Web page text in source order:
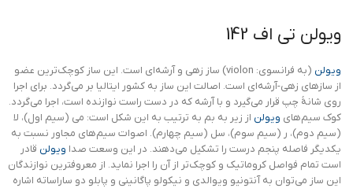
ویولن تی اف 142
ویولن
(به فرانسوی: violon) ساز زهی و آرشه‌ای است. این ساز کوچک‌ترین عضو
از سازهای زهی-آرشه‌ای است. اصالت این ساز به کشور ایتالیا بر می‌گردد. برای اجرا
روی شانهٔ چپ قرار می‌گیرد و با آرشه که در دست راست نوازنده است، اجرا می‌گردد.
کوک سیم‌های ویولن از زیر به بم به ترتیب به این شکل است: می (سیم اول)، لا
(سیم دوم)، ر (سیم سوم)، سل (سیم چهارم). اصوات سیم‌های مجاور نسبت به
یکدیگر فاصله پنجم درست را تشکیل می‌دهند. در این وسعت صدا ویولن قادر
است تمام فواصل کروماتیک و کوچک‌تر از آن را اجرا نماید. از معروفترین نوازندگان
این ساز می‌توان به آنتونیو ویوالدی و نیکولو پاگانینی و پابلو دو ساراساته اشاره